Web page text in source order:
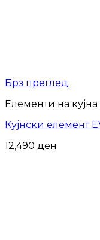
Брз преглед
Елементи на кујна
Кујнски елемент
12,490 ден